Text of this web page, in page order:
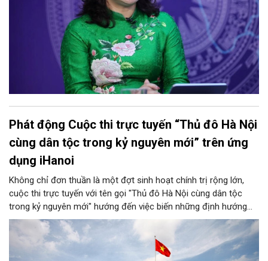
Phát động Cuộc thi trực tuyến “Thủ đô Hà Nội
cùng dân tộc trong kỷ nguyên mới” trên ứng
dụng iHanoi
Không chỉ đơn thuần là một đợt sinh hoạt chính trị rộng lớn,
cuộc thi trực tuyến với tên gọi "Thủ đô Hà Nội cùng dân tộc
trong kỷ nguyên mới" hướng đến việc biến những định hướng
chiến lược trong Nghị quyết số 02-NQ/TW của Bộ Chính trị
thành niềm tin, thành nhận thức chung của mỗi người dân.